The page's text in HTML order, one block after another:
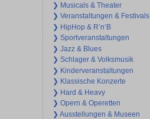
❯ Musicals & Theater
❯ Veranstaltungen & Festivals
❯ HipHop & R’n‘B
❯ Sportveranstaltungen
❯ Jazz & Blues
❯ Schlager & Volksmusik
❯ Kinderveranstaltungen
❯ Klassische Konzerte
❯ Hard & Heavy
❯ Opern & Operetten
❯ Ausstellungen & Museen